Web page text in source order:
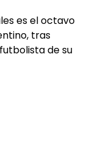
es el octavo
tras
de su